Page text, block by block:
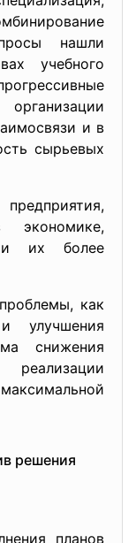
нашли
учебного
и в
сырьевых
их более
как
улучшения
снижения
решения
планов